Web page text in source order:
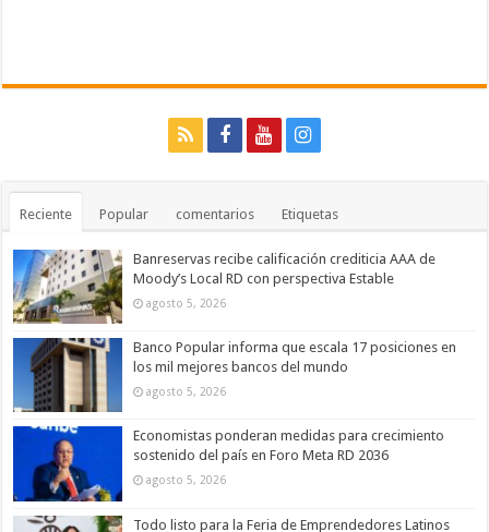
Reciente Popular comentarios Etiquetas
Banreservas recibe calificación crediticia AAA de
Moody’s Local RD con perspectiva Estable
agosto 5, 2026
Banco Popular informa que escala 17 posiciones en
los mil mejores bancos del mundo
agosto 5, 2026
Economistas ponderan medidas para crecimiento
sostenido del país en Foro Meta RD 2036
agosto 5, 2026
Todo listo para la Feria de Emprendedores Latinos